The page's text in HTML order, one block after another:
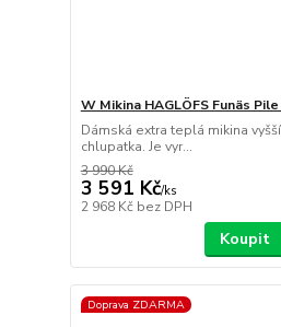
W Mikina HAGLÖFS Funäs
Dámská extra teplá mikina
chlupatka. Je vyr...
3 990 Kč
3 591 Kč/ks
2 968 Kč bez DPH
Koupit
Doprava ZDARMA